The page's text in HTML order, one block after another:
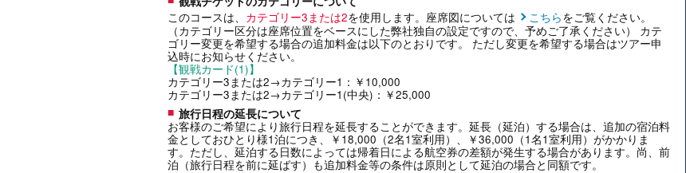
このコースは、 カテゴリー3または2を使用します。座席図については こちらをご覧ください。
（カテゴリー区分は座席位置をベースにした弊社独自の設定ですので、予めご了承ください） カテ
ゴリー変更を希望する場合の追加料金は以下のとおりです。 ただし変更を希望する場合はツアー申
込時にお知らせください。
【観戦カード(1)】
カテゴリー3または2→カテゴリー1：￥10,000
カテゴリー3または2→カテゴリー1(中央)：￥25,000
旅行日程の延長について
お客様のご希望により旅行日程を延長することができます。延長（延泊）する場合は、追加の宿泊料
金としておひとり様1泊につき、￥18,000（2名1室利用）、￥36,000（1名1室利用）がかかりま
す。ただし、延泊する日数によっては帰着日による航空券の差額が発生する場合があります。尚、前
泊（旅行日程を前に延ばす）も追加料金等の条件は原則として延泊の場合と同額です。